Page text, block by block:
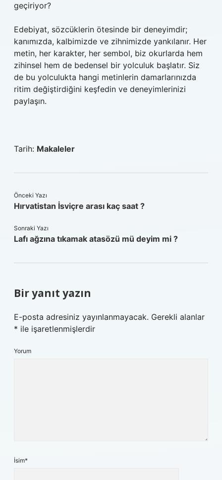
geçiriyor?
Edebiyat, sözcüklerin ötesinde bir deneyimdir;
kanımızda, kalbimizde ve zihnimizde yankılanır. Her
metin, her karakter, her sembol, biz okurlarda hem
zihinsel hem de bedensel bir yolculuk başlatır. Siz
de bu yolculukta hangi metinlerin damarlarınızda
ritim değiştirdiğini keşfedin ve deneyimlerinizi
paylaşın.
Tarih: Makaleler
Önceki Yazı
Hırvatistan İsviçre arası kaç saat ?
Sonraki Yazı
Lafı ağzına tıkamak atasözü mü deyim mi ?
Bir yanıt yazın
E-posta adresiniz yayınlanmayacak. Gerekli alanlar
* ile işaretlenmişlerdir
Yorum
İsim*